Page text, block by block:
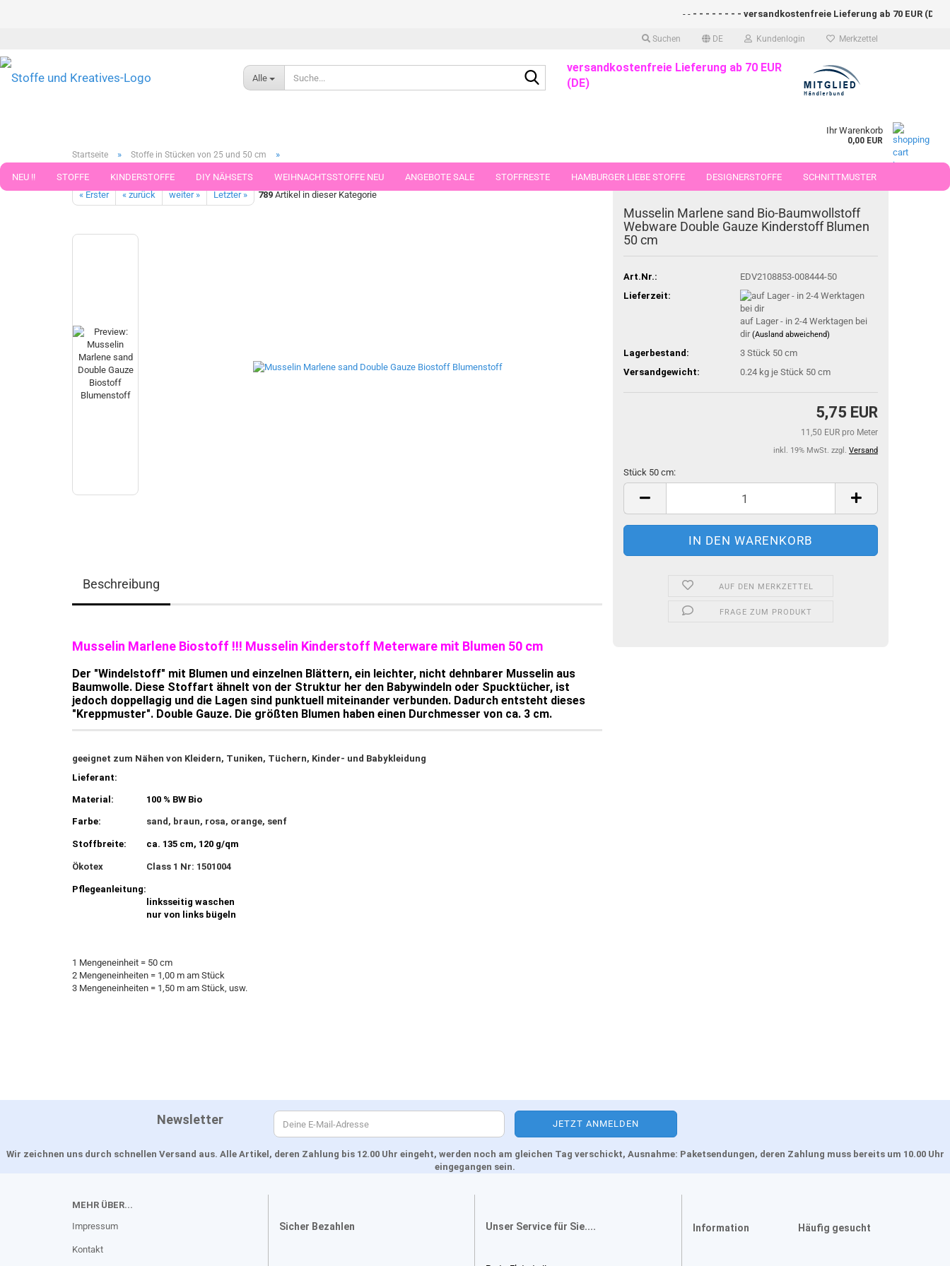
Suchen DE Kundenlogin Merkzettel
- - - - - - - - versandkostenfreie Lieferung ab 70 EUR (DE)-
Alle
Suche...versandkostenfreie Lieferung ab 70 EUR
(DE)
Ihr Warenkorb
0,00 EUR
NEU !! STOFFE KINDERSTOFFE DIY NÄHSETS WEIHNACHTSSTOFFE NEU ANGEBOTE SALE STOFFRESTE HAMBURGER LIEBE STOFFE DESIGNERSTOFFE SCHNITTMUSTER
WEBBAND WEBBÄNDER NÄHZUBEHÖR WOLLE UND ZUBEHÖR
Startseite » Stoffe in Stücken von 25 und 50 cm »
« Erster « zurück weiter » Letzter » 789 Artikel in dieser Kategorie
Musselin Marlene sand Bio-Baumwollstoff
Webware Double Gauze Kinderstoff Blumen
50 cm
Art.Nr.:
EDV2108853-008444-50
Lieferzeit:
auf Lager - in 2-4 Werktagen bei
dir(Ausland abweichend)
Lagerbestand: 3 Stück 50 cm
Versandgewicht:
0.24 kg je Stück 50 cm
5,75 EUR
11,50 EUR pro Meter
inkl. 19% MwSt. zzgl. Versand
Stück 50 cm:
Stück
AUF DEN MERKZETTEL
FRAGE ZUM PRODUKT
Beschreibung
Musselin Marlene Biostoff !!! Musselin Kinderstoff Meterware mit Blumen 50 cm
Der "Windelstoff" mit Blumen und einzelnen Blättern, ein leichter, nicht dehnbarer Musselin aus
Baumwolle. Diese Stoffart ähnelt von der Struktur her den Babywindeln oder Spucktücher, ist
jedoch doppellagig und die Lagen sind punktuell miteinander verbunden. Dadurch entsteht dieses
"Kreppmuster". Double Gauze. Die größten Blumen haben einen Durchmesser von ca. 3 cm.
geeignet zum Nähen von Kleidern, Tuniken, Tüchern, Kinder- und Babykleidung
Lieferant:
Material: 100 % BW Bio
Farbe: sand, braun, rosa, orange, senf
Stoffbreite: ca. 135 cm, 120 g/qm
Ökotex Class 1 Nr: 1501004
Pflegeanleitung:
linksseitig waschen
nur von links bügeln
1 Mengeneinheit = 50 cm
2 Mengeneinheiten = 1,00 m am Stück
3 Mengeneinheiten = 1,50 m am Stück, usw.
Newsletter
Wir zeichnen uns durch schnellen Versand aus. Alle Artikel, deren Zahlung bis 12.00 Uhr eingeht, werden noch am gleichen Tag verschickt, Ausnahme: Paketsendungen, deren Zahlung muss bereits um 10.00 Uhr
eingegangen sein.
MEHR ÜBER...
Impressum
Kontakt
Sicher Bezahlen Unser Service für Sie.... Information Häufig gesucht